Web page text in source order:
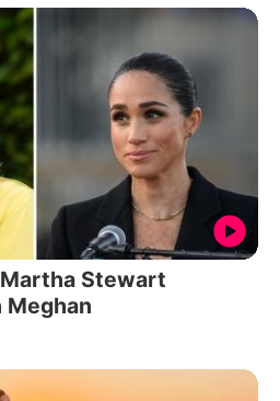
Stewart